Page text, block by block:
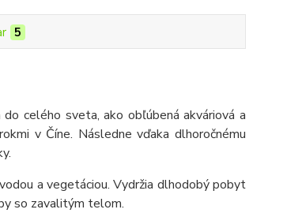
5
celého sveta, ako obľúbená akváriová a
v Číne. Následne vďaka dlhoročnému
a vegetáciou. Vydržia dlhodobý pobyt
so zavalitým telom.